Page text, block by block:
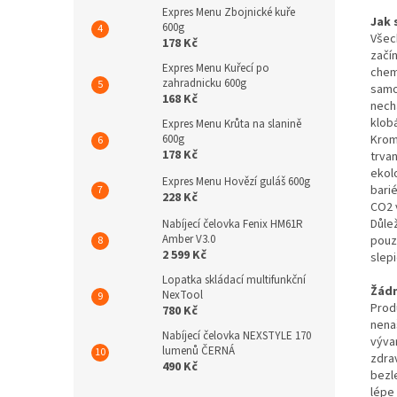
Expres Menu Zbojnické kuře
600g
178 Kč
Expres Menu Kuřecí po
zahradnicku 600g
168 Kč
Expres Menu Krůta na slanině
600g
178 Kč
Expres Menu Hovězí guláš 600g
228 Kč
Nabíjecí čelovka Fenix HM61R
Amber V3.0
2 599 Kč
Lopatka skládací multifunkční
NexTool
780 Kč
Nabíjecí čelovka NEXSTYLE 170
lumenů ČERNÁ
490 Kč
Jak
lépe